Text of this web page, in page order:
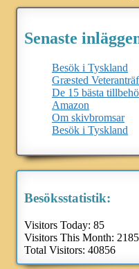
Senaste
Besök i Tyskland
Græsted
De 15 bästa
Amazon
Om skivbromsar
Besök i Tyskland
Besöksstatistik:
Visitors Today: 85
Visitors This Month: 2185
Total Visitors: 40856